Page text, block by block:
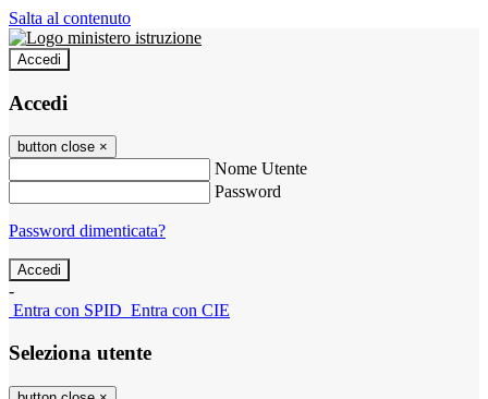
Salta al contenuto
Accedi
Accedi
button close ×
Nome Utente
Password
Password dimenticata?
-
Entra con SPID Entra con CIE
Seleziona utente